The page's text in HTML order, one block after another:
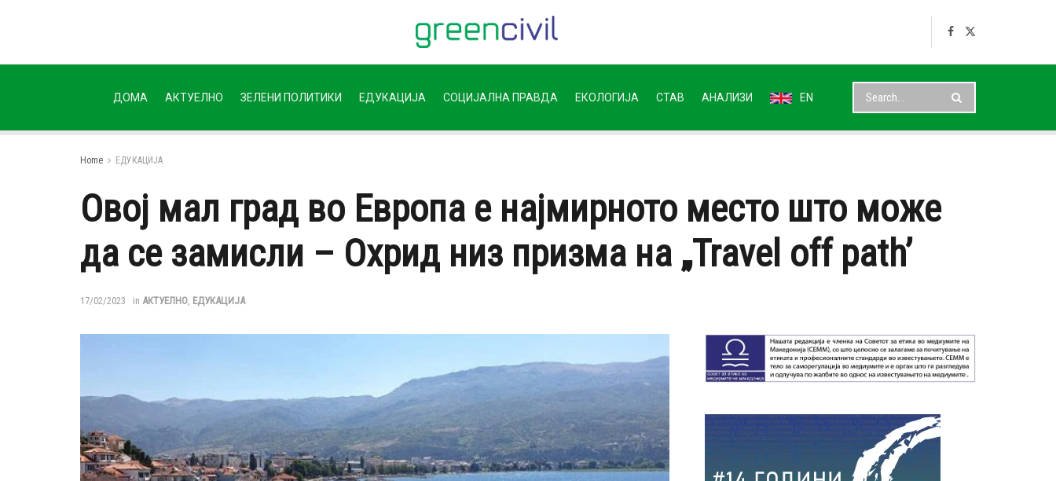
ДОМА АКТУЕЛНО ЗЕЛЕНИ ПОЛИТИКИ ЕДУКАЦИЈА СОЦИЈАЛНА ПРАВДА ЕКОЛОГИЈА СТАВ АНАЛИЗИ EN
Home ЕДУКАЦИЈА
Овој мал град во Европа е најмирното место што може
да се замисли – Охрид низ призма на „Travel off path’
17/02/2023 in АКТУЕЛНО, ЕДУКАЦИЈА